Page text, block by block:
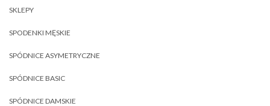
SKLEPY
SPODENKI MĘSKIE
SPÓDNICE ASYMETRYCZNE
SPÓDNICE BASIC
SPÓDNICE DAMSKIE